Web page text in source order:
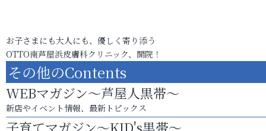
お子さまにも大人にも、優しく寄り添う
OTTO南芦屋浜皮膚科クリニック、開院！
その他のContents
WEBマガジン～芦屋人黒帯～
新店やイベント情報、最新トピックス
子育てマガジン～KID's黒帯～